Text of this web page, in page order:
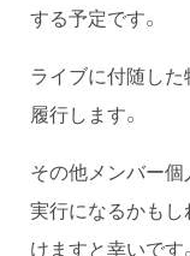
する予定です。
ライブに付随した
履行します。
その他メンバー
実行になるかもし
けますと幸いです。